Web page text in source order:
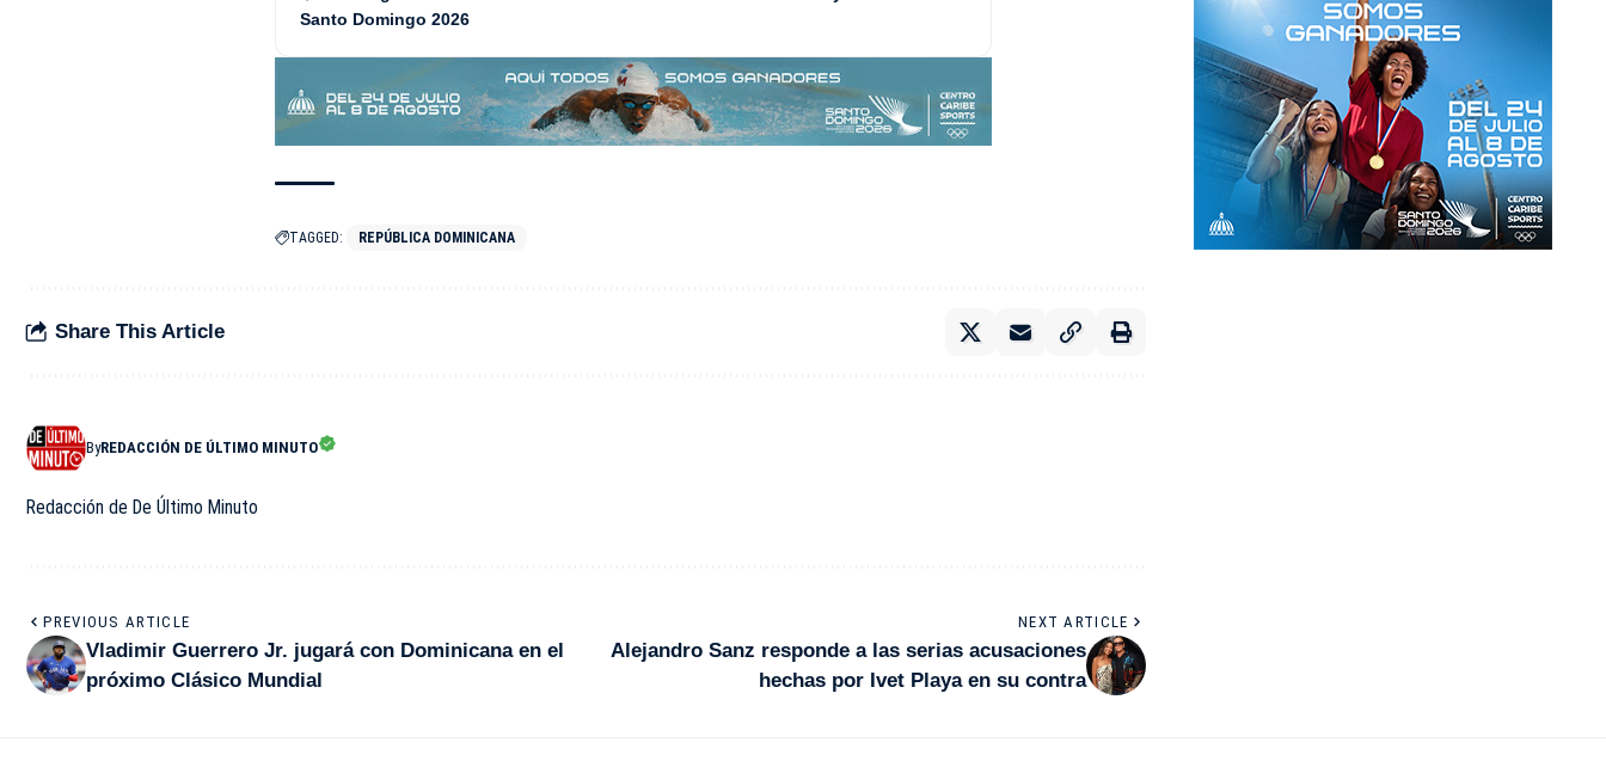
Santo Domingo 2026
TAGGED: REPÚBLICA DOMINICANA
Share This Article
ByREDACCIÓN DE ÚLTIMO MINUTO
Redacción de De Último Minuto
PREVIOUS ARTICLE
Vladimir Guerrero Jr. jugará con Dominicana en el
próximo Clásico Mundial
NEXT ARTICLE
Alejandro Sanz responde a las serias acusaciones
hechas por Ivet Playa en su contra